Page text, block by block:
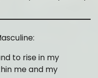
to rise in my
me and my